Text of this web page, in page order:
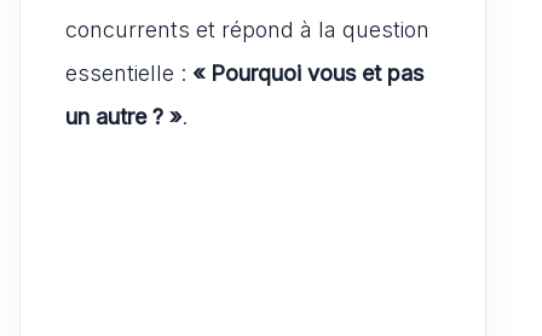
concurrents et répond à la question
essentielle : « Pourquoi vous et pas
un autre ? ».